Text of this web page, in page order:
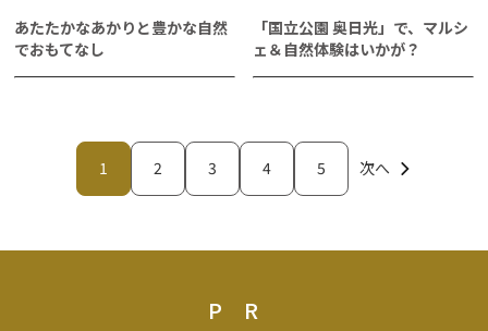
あたたかなあかりと豊かな自然
でおもてなし
「国立公園 奥日光」で、マルシ
ェ＆自然体験はいかが？
1 2 3 4 5 次へ
PR